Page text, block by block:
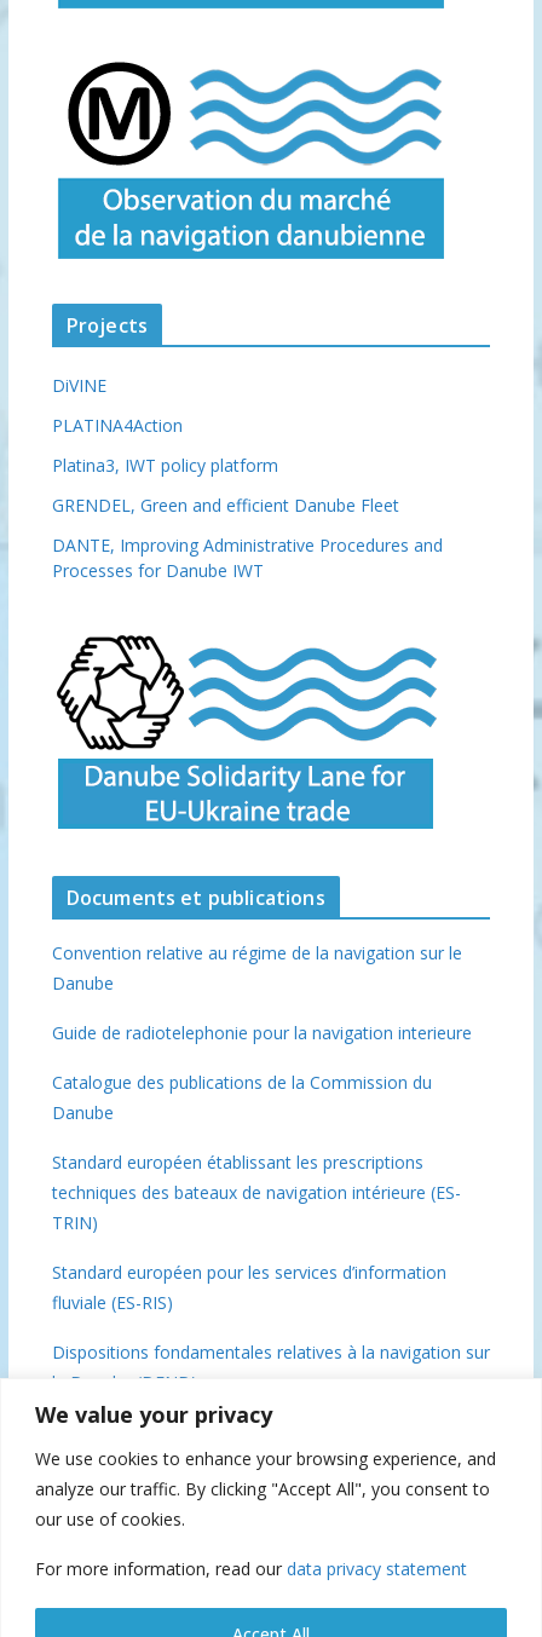
We value your privacy
We use cookies to enhance your browsing experience, and
analyze our traffic. By clicking "Accept All", you consent to
our use of cookies.
For more information, read our data privacy statement
Projects
DiVINE
PLATINA4Action
Platina3, IWT policy platform
GRENDEL, Green and efficient Danube Fleet
DANTE, Improving Administrative Procedures and
Processes for Danube IWT
Documents et publications
Convention relative au régime de la navigation sur le
Danube
Guide de radiotelephonie pour la navigation interieure
Catalogue des publications de la Commission du
Danube
Standard européen établissant les prescriptions
techniques des bateaux de navigation intérieure (ES-
TRIN)
Standard européen pour les services d’information
fluviale (ES-RIS)
Dispositions fondamentales relatives à la navigation sur
le Danube (DFND)
Conclusions de la réunion des ministres du Danube, 3
décembre 2018 Bruxelles
Commission du Danube 70 (IFAT), 2019